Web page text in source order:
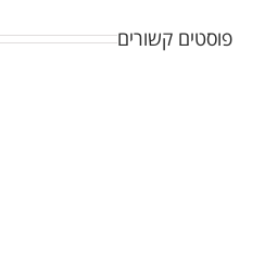
פוסטים קשורים